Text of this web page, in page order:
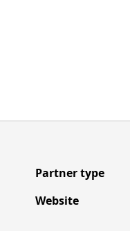
Partner type
Website